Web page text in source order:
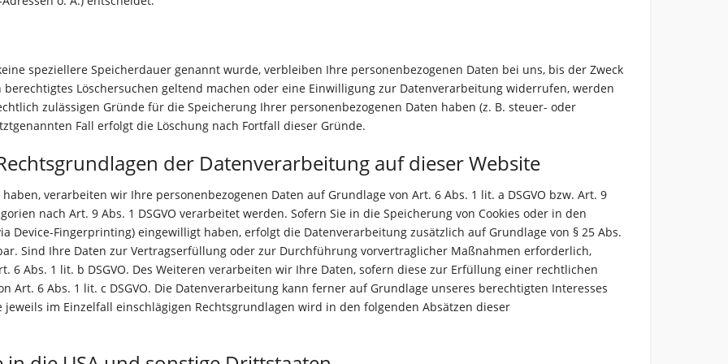
speziellere Speicherdauer genannt wurde, verbleiben Ihre personenbezogenen Daten bei uns, bis der Zweck
Löschersuchen geltend machen oder eine Einwilligung zur Datenverarbeitung widerrufen, werden
zulässigen Gründe für die Speicherung Ihrer personenbezogenen Daten haben (z. B. steuer- oder
Fall erfolgt die Löschung nach Fortfall dieser Gründe.
der Datenverarbeitung auf dieser Website
verarbeiten wir Ihre personenbezogenen Daten auf Grundlage von Art. 6 Abs. 1 lit. a DSGVO bzw. Art. 9
nach Art. 9 Abs. 1 DSGVO verarbeitet werden. Sofern Sie in die Speicherung von Cookies oder in den
Device-Fingerprinting) eingewilligt haben, erfolgt die Datenverarbeitung zusätzlich auf Grundlage von § 25 Abs.
Sind Ihre Daten zur Vertragserfüllung oder zur Durchführung vorvertraglicher Maßnahmen erforderlich,
6 Abs. 1 lit. b DSGVO. Des Weiteren verarbeiten wir Ihre Daten, sofern diese zur Erfüllung einer rechtlichen
Art. 6 Abs. 1 lit. c DSGVO. Die Datenverarbeitung kann ferner auf Grundlage unseres berechtigten Interesses
jeweils im Einzelfall einschlägigen Rechtsgrundlagen wird in den folgenden Absätzen dieser